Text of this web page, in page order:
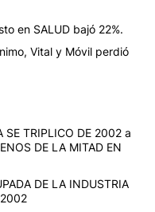
en SALUD bajó 22%.
Vital y Móvil perdió
SE TRIPLICO DE 2002 a
DE LA MITAD EN
DE LA INDUSTRIA